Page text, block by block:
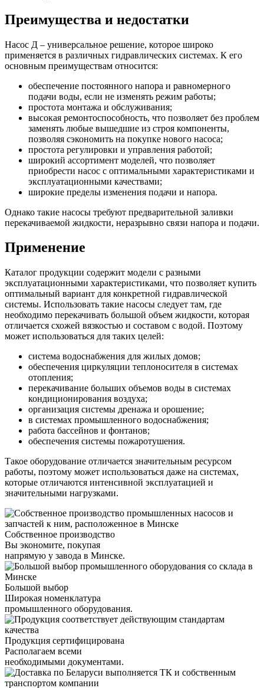
Преимущества и недостатки
Насос Д – универсальное решение, которое широко
применяется в различных гидравлических системах. К его
основным преимуществам относится:
обеспечение постоянного напора и равномерного
подачи воды, если не изменять режим работы;
простота монтажа и обслуживания;
высокая ремонтоспособность, что позволяет без проблем
заменять любые вышедшие из строя компоненты,
позволяя сэкономить на покупке нового насоса;
простота регулировки и управления работой;
широкий ассортимент моделей, что позволяет
приобрести насос с оптимальными характеристиками и
эксплуатационными качествами;
широкие пределы изменения подачи и напора.
Однако такие насосы требуют предварительной заливки
перекачиваемой жидкости, неразрывно связи напора и подачи.
Применение
Каталог продукции содержит модели с разными
эксплуатационными характеристиками, что позволяет купить
оптимальный вариант для конкретной гидравлической
системы. Использовать такие насосы следует там, где
необходимо перекачивать большой объем жидкости, которая
отличается схожей вязкостью и составом с водой. Поэтому
может использоваться для таких целей:
система водоснабжения для жилых домов;
обеспечения циркуляции теплоносителя в системах
отопления;
перекачивание больших объемов воды в системах
кондиционирования воздуха;
организация системы дренажа и орошение;
в системах промышленного водоснабжения;
работа бассейнов и фонтанов;
обеспечения системы пожаротушения.
Такое оборудование отличается значительным ресурсом
работы, поэтому может использоваться даже на системах,
которые отличаются интенсивной эксплуатацией и
значительными нагрузками.
Собственное производство
Вы экономите, покупая
напрямую у завода в Минске.
Большой выбор
Широкая номенклатура
промышленного оборудования.
Продукция сертифицирована
Располагаем всеми
необходимыми документами.